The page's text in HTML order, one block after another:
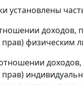
установлены
доходов,
физическим